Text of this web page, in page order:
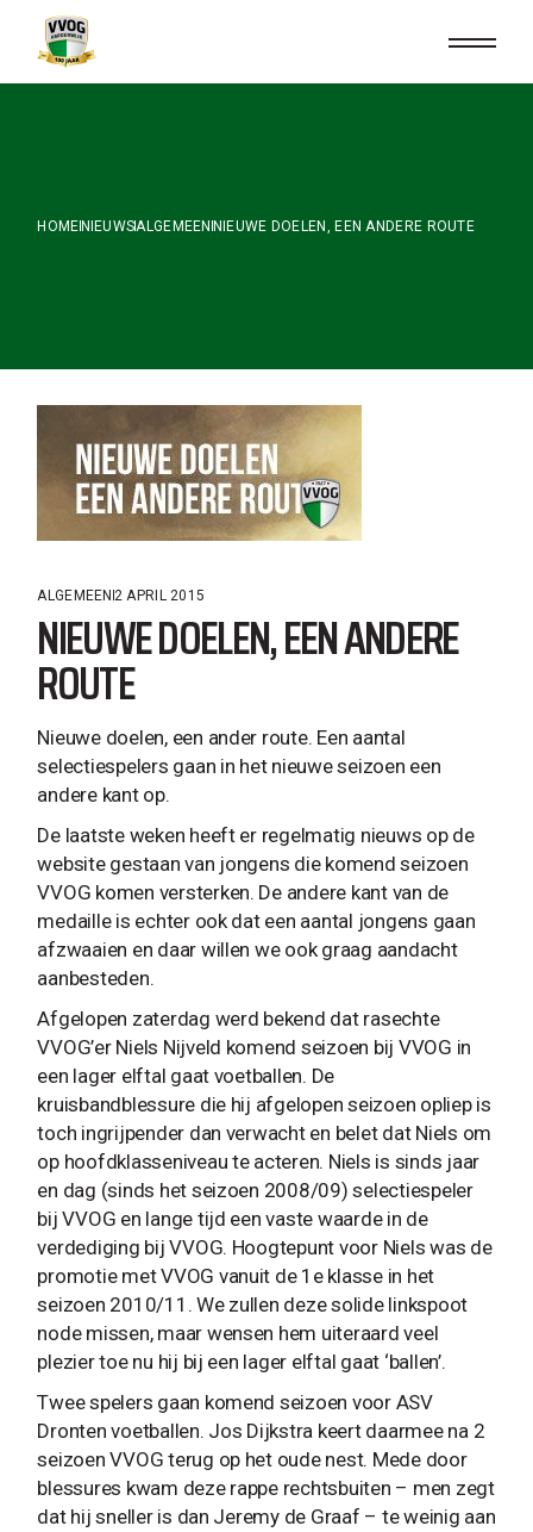
content
HOME NIEUWSALGEMEEN NIEUWE DOELEN, EEN ANDERE ROUTE
ALGEMEEN 2 APRIL 2015
NIEUWE DOELEN, EEN ANDERE
ROUTE
Nieuwe doelen, een ander route. Een aantal
selectiespelers gaan in het nieuwe seizoen een
andere kant op.
De laatste weken heeft er regelmatig nieuws op de
website gestaan van jongens die komend seizoen
VVOG komen versterken. De andere kant van de
medaille is echter ook dat een aantal jongens gaan
afzwaaien en daar willen we ook graag aandacht
aanbesteden.
Afgelopen zaterdag werd bekend dat rasechte
VVOG’er Niels Nijveld komend seizoen bij VVOG in
een lager elftal gaat voetballen. De
kruisbandblessure die hij afgelopen seizoen opliep is
toch ingrijpender dan verwacht en belet dat Niels om
op hoofdklasseniveau te acteren. Niels is sinds jaar
en dag (sinds het seizoen 2008/09) selectiespeler
bij VVOG en lange tijd een vaste waarde in de
verdediging bij VVOG. Hoogtepunt voor Niels was de
promotie met VVOG vanuit de 1e klasse in het
seizoen 2010/11. We zullen deze solide linkspoot
node missen, maar wensen hem uiteraard veel
plezier toe nu hij bij een lager elftal gaat ‘ballen’.
Twee spelers gaan komend seizoen voor ASV
Dronten voetballen. Jos Dijkstra keert daarmee na 2
seizoen VVOG terug op het oude nest. Mede door
blessures kwam deze rappe rechtsbuiten – men zegt
dat hij sneller is dan Jeremy de Graaf – te weinig aan